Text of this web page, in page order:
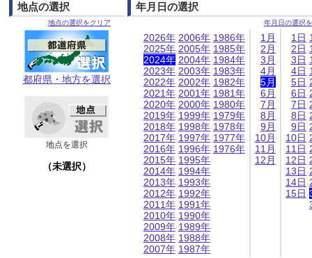
地点の選択
地点の選択をクリア
都府県・地方を選択
地点を選択
（未選択）
年月日の選択
年月日の選択
2026年
2025年
2024年
2023年
2022年
2021年
2020年
2019年
2018年
2017年
2016年
2015年
2014年
2013年
2012年
2011年
2010年
2009年
2008年
2007年
2006年
2005年
2004年
2003年
2002年
2001年
2000年
1999年
1998年
1997年
1996年
1995年
1994年
1993年
1992年
1991年
1990年
1989年
1988年
1987年
1986年
1985年
1984年
1983年
1982年
1981年
1980年
1979年
1978年
1977年
1976年
1月
2月
3月
4月
5月
6月
7月
8月
9月
10月
11月
12月
1日
2日
3日
4日
5日
6日
7日
8日
9日
10日
11日
12日
13日
14日
15日